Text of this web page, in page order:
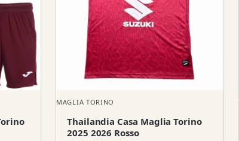
MAGLIA TORINO
Thailandia Casa Maglia Torino
2025 2026 Rosso